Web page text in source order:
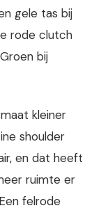
gele tas bij
rode clutch
bij
kleiner
shoulder
en dat heeft
ruimte er
felrode